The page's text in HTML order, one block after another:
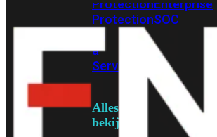
ProtectionEnterprise
ProtectionSOC
a
Service
Alles
bekijken